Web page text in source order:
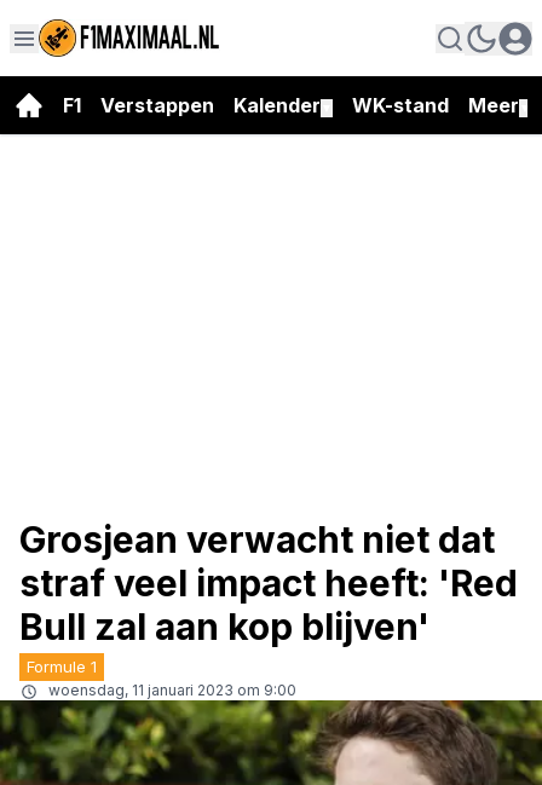
F1 Verstappen Kalender WK-stand Meer
Grosjean verwacht niet dat
straf veel impact heeft: 'Red
Bull zal aan kop blijven'
Formule 1
woensdag, 11 januari 2023 om 9:00